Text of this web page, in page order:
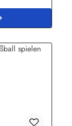
Weg 12 –